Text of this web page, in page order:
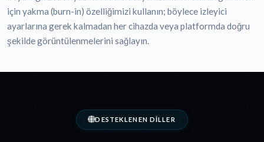
için yakma (burn-in) özelliğimizi kullanın; böylece izleyici
ayarlarına gerek kalmadan her cihazda veya platformda doğru
şekilde görüntülenmelerini sağlayın.
DESTEKLENEN DILLER